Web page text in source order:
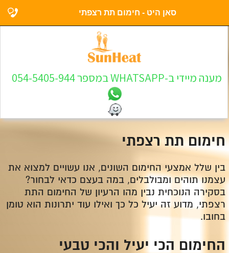
סאן היט - חימום תת רצפתי
מענה מיידי ב-WHATSAPP במספר 054-5405-944
חימום תת רצפתי
בין שלל אמצעי החימום השונים, אנו עשויים למצוא את
עצמנו תוהים ומבולבלים, במה בעצם כדאי לבחור?
בסקירה הנוכחית נבין מהו הרעיון של החימום התת
רצפתי, מדוע זה יעיל כל כך ואילו עוד יתרונות הוא טומן
בחובו.
החימום הכי יעיל והכי טבעי